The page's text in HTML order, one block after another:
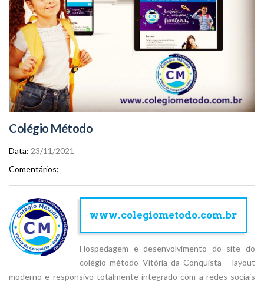
Colégio Método
Data 23/11/2021
Comentários
www.colegiometodo.com.br
Hospedagem e desenvolvimento do site do
colégio método Vitória da Conquista - layout
moderno e responsivo totalmente integrado com a redes sociais